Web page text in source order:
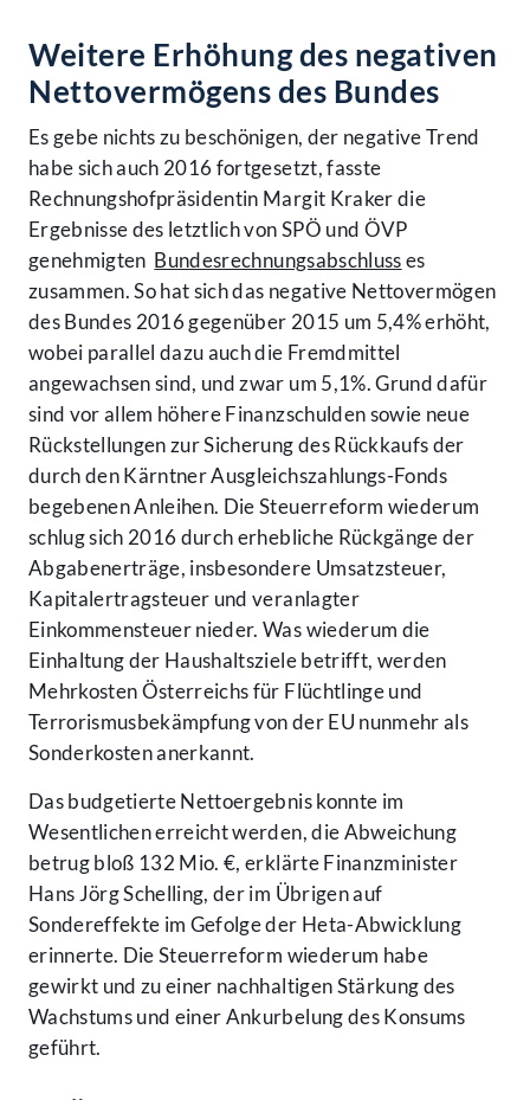
Weitere Erhöhung des negativen
Nettovermögens des Bundes
Es gebe nichts zu beschönigen, der negative Trend
habe sich auch 2016 fortgesetzt, fasste
Rechnungshofpräsidentin Margit Kraker die
Ergebnisse des letztlich von SPÖ und ÖVP
genehmigten Bundesrechnungsabschlusses
zusammen. So hat sich das negative Nettovermögen
des Bundes 2016 gegenüber 2015 um 5,4% erhöht,
wobei parallel dazu auch die Fremdmittel
angewachsen sind, und zwar um 5,1%. Grund dafür
sind vor allem höhere Finanzschulden sowie neue
Rückstellungen zur Sicherung des Rückkaufs der
durch den Kärntner Ausgleichszahlungs-Fonds
begebenen Anleihen. Die Steuerreform wiederum
schlug sich 2016 durch erhebliche Rückgänge der
Abgabenerträge, insbesondere Umsatzsteuer,
Kapitalertragsteuer und veranlagter
Einkommensteuer nieder. Was wiederum die
Einhaltung der Haushaltsziele betrifft, werden
Mehrkosten Österreichs für Flüchtlinge und
Terrorismusbekämpfung von der EU nunmehr als
Sonderkosten anerkannt.
Das budgetierte Nettoergebnis konnte im
Wesentlichen erreicht werden, die Abweichung
betrug bloß 132 Mio. €, erklärte Finanzminister
Hans Jörg Schelling, der im Übrigen auf
Sondereffekte im Gefolge der Heta-Abwicklung
erinnerte. Die Steuerreform wiederum habe
gewirkt und zu einer nachhaltigen Stärkung des
Wachstums und einer Ankurbelung des Konsums
geführt.